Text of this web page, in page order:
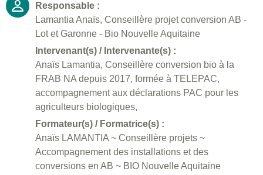
Responsable :
Lamantia Anaïs, Conseillère projet conversion AB -
Lot et Garonne - Bio Nouvelle Aquitaine
Intervenant(s) / Intervenante(s) :
Anaïs Lamantia, Conseillère conversion bio à la
FRAB NA depuis 2017, formée à TELEPAC,
accompagnement aux déclarations PAC pour les
agriculteurs biologiques,
Formateur(s) / Formatrice(s) :
Anaïs LAMANTIA ~ Conseillère projets ~
Accompagnement des installations et des
conversions en AB ~ BIO Nouvelle Aquitaine